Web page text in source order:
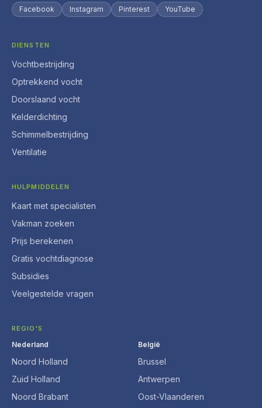
Facebook Instagram Pinterest YouTube
DIENSTEN
Vochtbestrijding
Optrekkend vocht
Doorslaand vocht
Kelderdichting
Schimmelbestrijding
Ventilatie
HULPMIDDELEN
Kaart met specialisten
Vakman zoeken
Prijs berekenen
Gratis vochtdiagnose
Subsidies
Veelgestelde vragen
REGIO'S
Nederland
Noord Holland
Zuid Holland
Noord Brabant
België
Brussel
Antwerpen
Oost-Vlaanderen